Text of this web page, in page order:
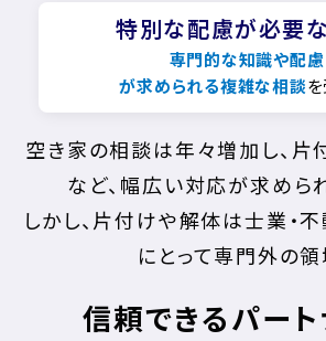
特別な配慮が必要
専門的な知識や配慮
が求められる複雑な相談
空き家の相談は年々増加し、片
など、幅広い対応が求めら
しかし、片付けや解体は士業・
にとって専門外の領
信頼できるパー